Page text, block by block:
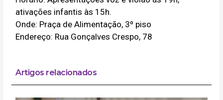
ativações infantis às 15h.
Onde: Praça de Alimentação, 3º piso
Endereço: Rua Gonçalves Crespo, 78
Artigos relacionados